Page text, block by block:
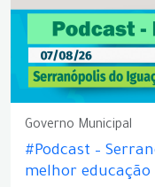
Governo Municipal
#Podcast –
melhor educação